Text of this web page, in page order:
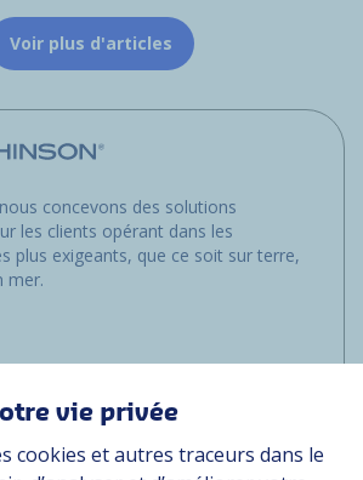
Voir plus d'articles
concevons des solutions
les clients opérant dans les
plus exigeants, que ce soit sur terre,
mer.
vie privée
cookies et autres traceurs dans le